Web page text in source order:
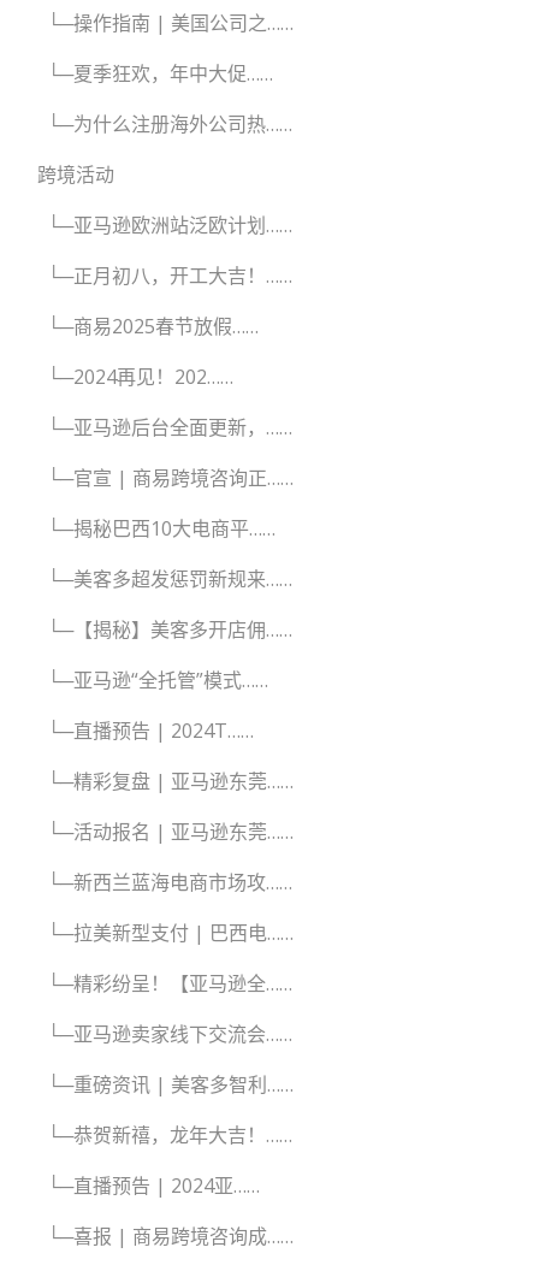
└─操作指南 | 美国公司之……
└─夏季狂欢，年中大促……
└─为什么注册海外公司热……
跨境活动
└─亚马逊欧洲站泛欧计划……
└─正月初八，开工大吉！……
└─商易2025春节放假……
└─2024再见！202……
└─亚马逊后台全面更新，……
└─官宣 | 商易跨境咨询正……
└─揭秘巴西10大电商平……
└─美客多超发惩罚新规来……
└─【揭秘】美客多开店佣……
└─亚马逊“全托管”模式……
└─直播预告 | 2024T……
└─精彩复盘 | 亚马逊东莞……
└─活动报名 | 亚马逊东莞……
└─新西兰蓝海电商市场攻……
└─拉美新型支付 | 巴西电……
└─精彩纷呈！【亚马逊全……
└─亚马逊卖家线下交流会……
└─重磅资讯 | 美客多智利……
└─恭贺新禧，龙年大吉！……
└─直播预告 | 2024亚……
└─喜报 | 商易跨境咨询成……